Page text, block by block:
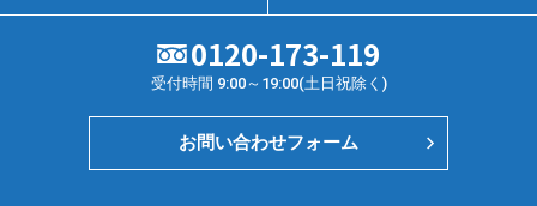
0120-173-119
受付時間 9:00～19:00(土日祝除く)
お問い合わせフォーム